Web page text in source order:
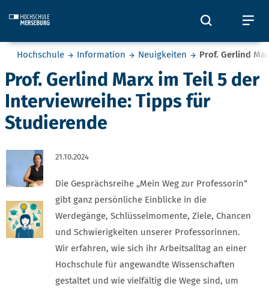
Öffnet
Sie befinden sich hier:
Hochschule Information Neuigkeiten Prof. Gerlind
Prof. Gerlind Marx im Teil 5 der
Interviewreihe: Tipps für
Studierende
21.10.2024
Die Gesprächsreihe „Mein Weg zur Professorin“
gibt ganz persönliche Einblicke in die
Werdegänge, Schlüsselmomente, Ziele, Chancen
und Schwierigkeiten unserer Professorinnen.
Wir erfahren, wie sich ihr Arbeitsalltag an einer
Hochschule für angewandte Wissenschaften
gestaltet und wie vielfältig die Wege sind, um